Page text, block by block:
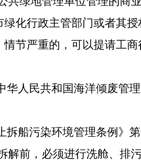
绿化行政主管部门或者其
情节严重的，可以提请工
华人民共和国海洋倾废管
拆船污染环境管理条例》
解前，必须进行洗舱、排